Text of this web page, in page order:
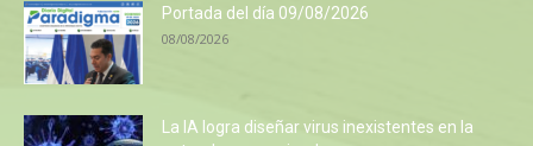
Portada del día 09/08/2026
08/08/2026
La IA logra diseñar virus inexistentes en la